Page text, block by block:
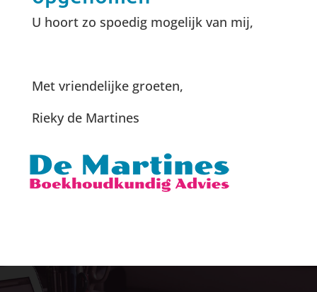
U hoort zo spoedig mogelijk van mij,
Met vriendelijke groeten,
Rieky de Martines